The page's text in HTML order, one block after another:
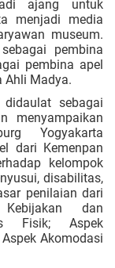
ajang untuk
menjadi media
museum.
pembina
pembina apel
Ahli Madya.
sebagai
menyampaikan
Yogyakarta
dari Kemenpan
kelompok
disabilitas,
penilaian dari
dan
Fisik; Aspek
Akomodasi